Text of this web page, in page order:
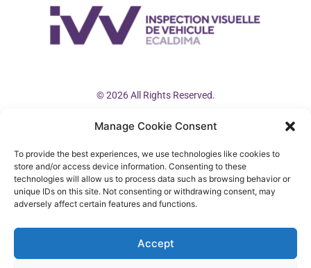
Manage Cookie Consent
To provide the best experiences, we use technologies like cookies to
store and/or access device information. Consenting to these
technologies will allow us to process data such as browsing behavior or
unique IDs on this site. Not consenting or withdrawing consent, may
adversely affect certain features and functions.
Accept
© 2026 All Rights Reserved.
ivv@ivv.autos
(+33) 04 88 82 81 57 (Francia)
(+34) 91 104 23 19 (España)